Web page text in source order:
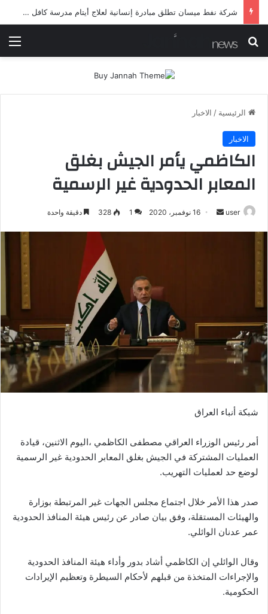
شرطة ميسان تلقي القبض على مطلقي العيارات النارية أثناء تشييع جنائزي في العمارة
بحث عن
الرئيسية / الاخبار
الاخبار
الكاظمي يأمر الجيش بغلق
المعابر الحدودية غير الرسمية
user
أرسل 16 نوفمبر، 2020 1
328 دقيقة واحدة
شبكة أنباء العراق
أمر رئيس الوزراء العراقي مصطفى الكاظمي ،اليوم الاثنين، قيادة
العمليات المشتركة في الجيش بغلق المعابر الحدودية غير الرسمية
لوضع حد لعمليات التهريب.
صدر هذا الأمر خلال اجتماع مجلس الجهات غير المرتبطة بوزارة
والهيئات المستقلة، وفق بيان صادر عن رئيس هيئة المنافذ الحدودية
عمر عدنان الوائلي.
وقال الوائلي إن الكاظمي أشاد بدور وأداء هيئة المنافذ الحدودية
والإجراءات المتخذة من قبلهم لأحكام السيطرة وتعظيم الإيرادات
الحكومية.